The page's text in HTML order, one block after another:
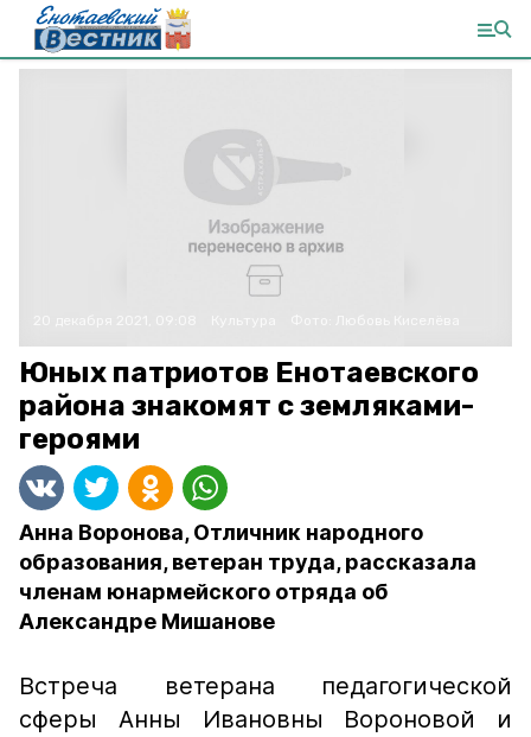
Юных патриотов Енотаевского
района знакомят с земляками-
героями
Анна Воронова, Отличник народного
образования, ветеран труда, рассказала
членам юнармейского отряда об
Александре Мишанове
Встреча ветерана педагогической
сферы Анны Ивановны Вороновой и